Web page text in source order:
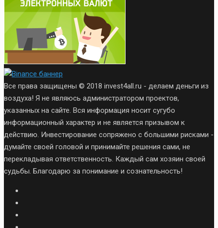
Все права защищены © 2018 invest4all.ru - делаем деньги из
воздуха! Я не являюсь администратором проектов,
указанных на сайте. Вся информация носит сугубо
информационный характер и не является призывом к
действию. Инвестирование сопряжено с большими рисками -
думайте своей головой и принимайте решения сами, не
перекладывая ответственность. Каждый сам хозяин своей
судьбы. Благодарю за понимание и сознательность!